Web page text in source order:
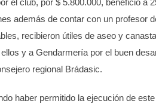
el club, por $ 5.800.000, benefició a
además de contar con un profesor
recibieron útiles de aseo y
y a Gendarmería por el buen
regional Brádasic.
haber permitido la ejecución de